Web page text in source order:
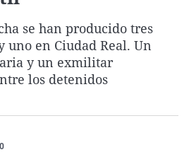
Gente viajera
Como el perro y el
Retornados
Equipo de
Operación Viuda
Galicia
La Rioja
Navarra
Televisión
Elecciones
se han producido tres
uno en Ciudad Real. Un
y un exmilitar
los detenidos